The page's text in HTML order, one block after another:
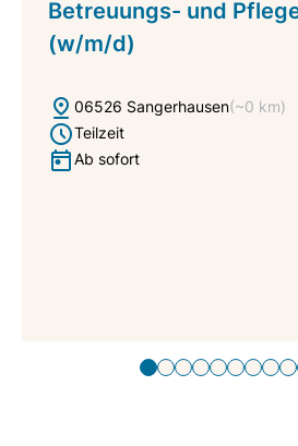
Betreuungs- und
(w/m/d)
06526 Sangerhausen(~0 km)
Teilzeit
Ab sofort